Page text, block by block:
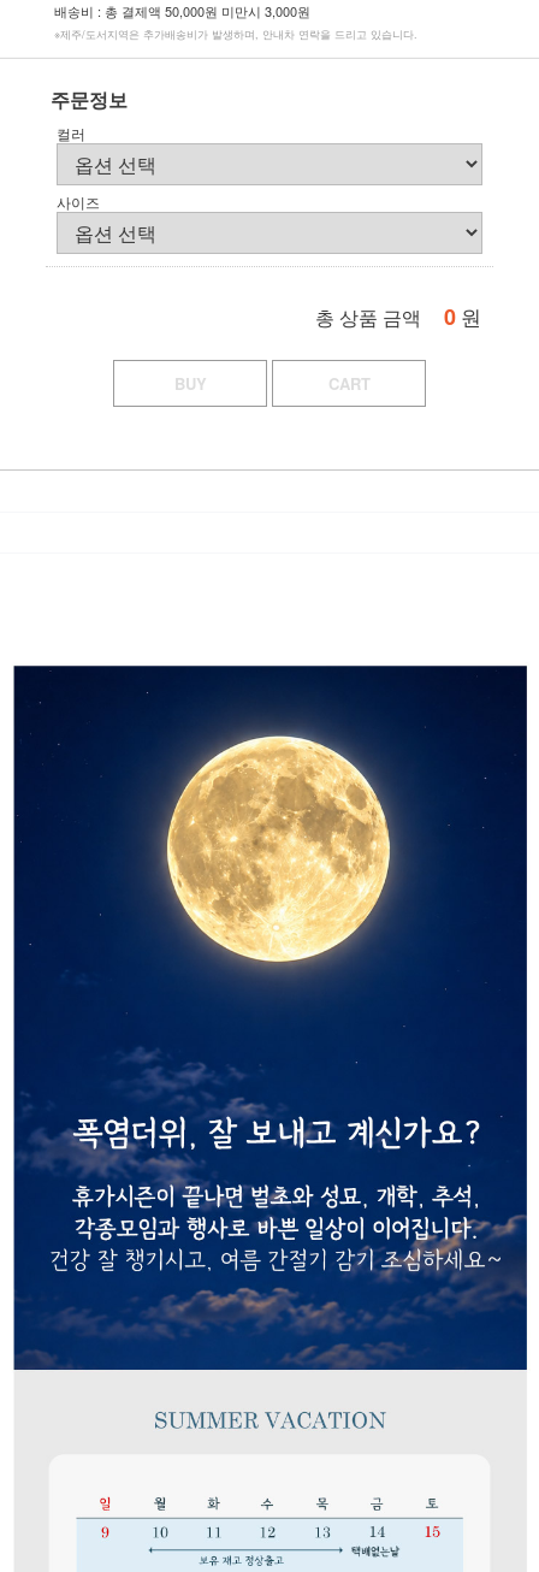
배송비 : 총 결제액 50,000원 미만시 3,000원
※제주/도서지역은 추가배송비가 발생하며, 안내차 연락을 드리고 있습니다.
주문정보
컬러
사이즈
총 상품 금액 0 원
BUY CART